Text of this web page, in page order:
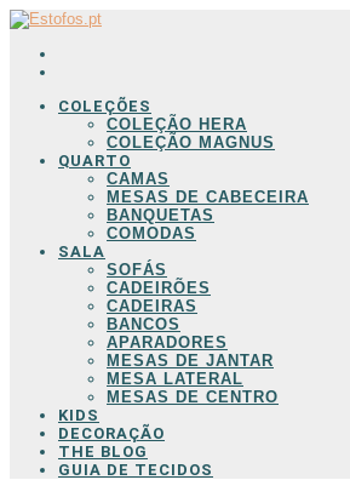
COLEÇÕES
COLEÇÃO HERA
COLEÇÃO MAGNUS
QUARTO
CAMAS
MESAS DE CABECEIRA
BANQUETAS
COMODAS
SALA
SOFÁS
CADEIRÕES
CADEIRAS
BANCOS
APARADORES
MESAS DE JANTAR
MESA LATERAL
MESAS DE CENTRO
KIDS
DECORAÇÃO
THE BLOG
GUIA DE TECIDOS